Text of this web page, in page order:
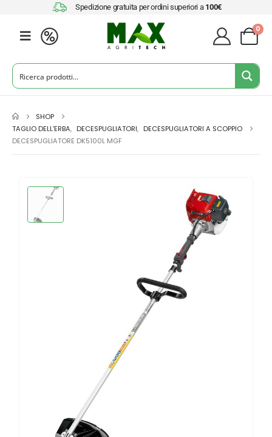
Spedizione gratuita per ordini superiori a 100€
0
SHOP
TAGLIO DELL'ERBA, DECESPUGLIATORI, DECESPUGLIATORI A SCOPPIO
DECESPUGLIATORE DK5100L MGF